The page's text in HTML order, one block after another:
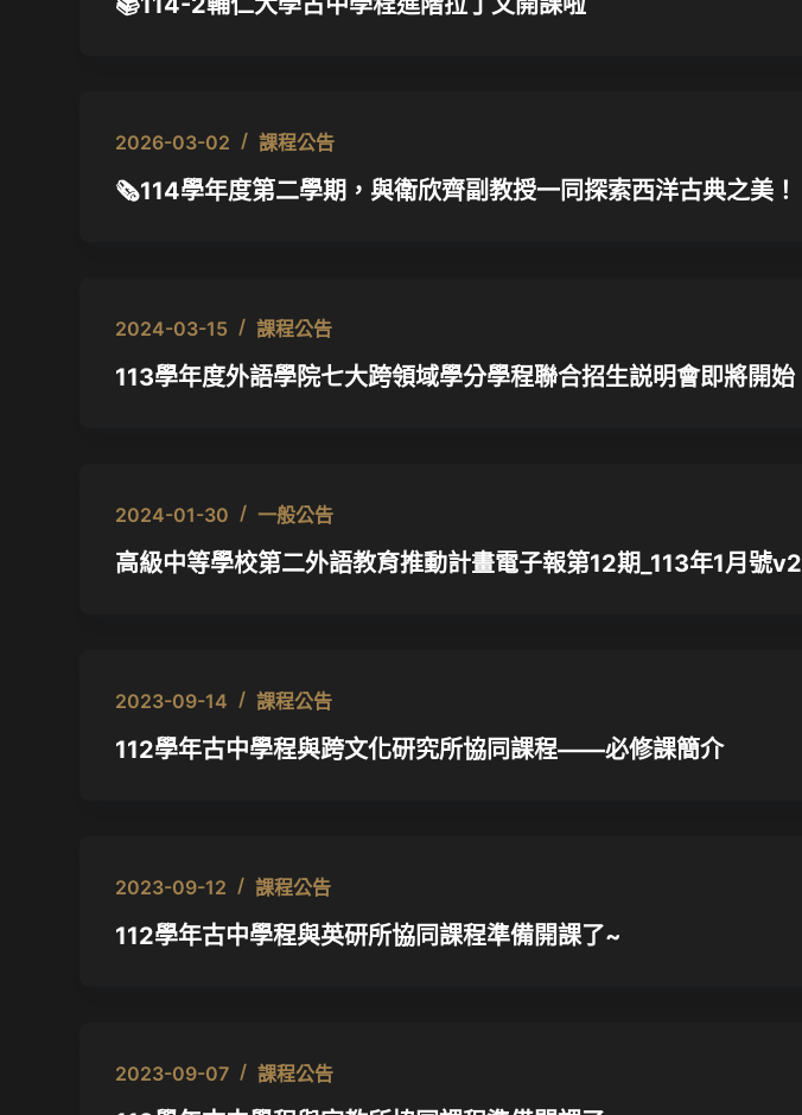
2026-03-02 課程公告
🗞️114學年度第二學期，與衛欣齊副教授一同探索西洋古典之美！
2024-03-15 課程公告
113學年度外語學院七大跨領域學分學程聯合招生説明會即將開始
2024-01-30 一般公告
高級中等學校第二外語教育推動計畫電子報第12期_113年1月號v2
2023-09-14 課程公告
112學年古中學程與跨文化研究所協同課程——必修課簡介
2023-09-12 課程公告
112學年古中學程與英研所協同課程準備開課了~
2023-09-07 課程公告